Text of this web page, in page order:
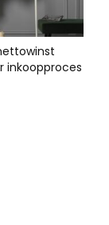
inkoopproces